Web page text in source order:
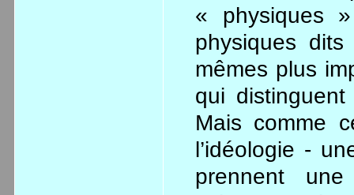
« physiques
physiques
mêmes plus
qui
Mais comme
l’idéologie -
prennent